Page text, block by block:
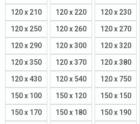
120 x 210 120 x 220 120 x 230
120 x 250 120 x 260 120 x 270
120 x 290 120 x 300 120 x 320
120 x 350 120 x 370 120 x 380
120 x 430 120 x 540 120 x 750
150 x 100 150 x 120 150 x 150
150 x 170 150 x 180 150 x 190